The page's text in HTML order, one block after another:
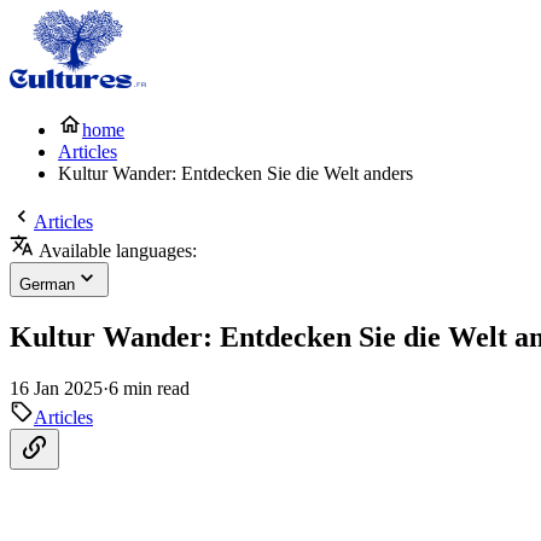
home
Articles
Kultur Wander: Entdecken Sie die Welt anders
Articles
Available languages:
German
Kultur Wander: Entdecken Sie die Welt
16 Jan 2025·6 min read
Articles